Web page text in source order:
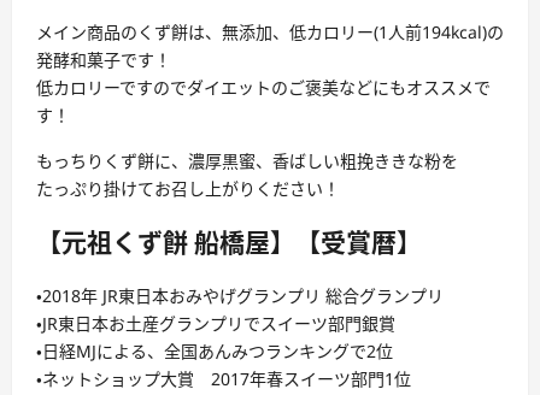
メイン商品のくず餅は、無添加、低カロリー(1人前194kcal)の
発酵和菓子です！
低カロリーですのでダイエットのご褒美などにもオススメで
す！
もっちりくず餅に、濃厚黒蜜、香ばしい粗挽ききな粉を
たっぷり掛けてお召し上がりください！
【元祖くず餅 船橋屋】【受賞暦】
・2018年 JR東日本おみやげグランプリ 総合グランプリ
・JR東日本お土産グランプリでスイーツ部門銀賞
・日経MJによる、全国あんみつランキングで2位
・ネットショップ大賞 2017年春スイーツ部門1位